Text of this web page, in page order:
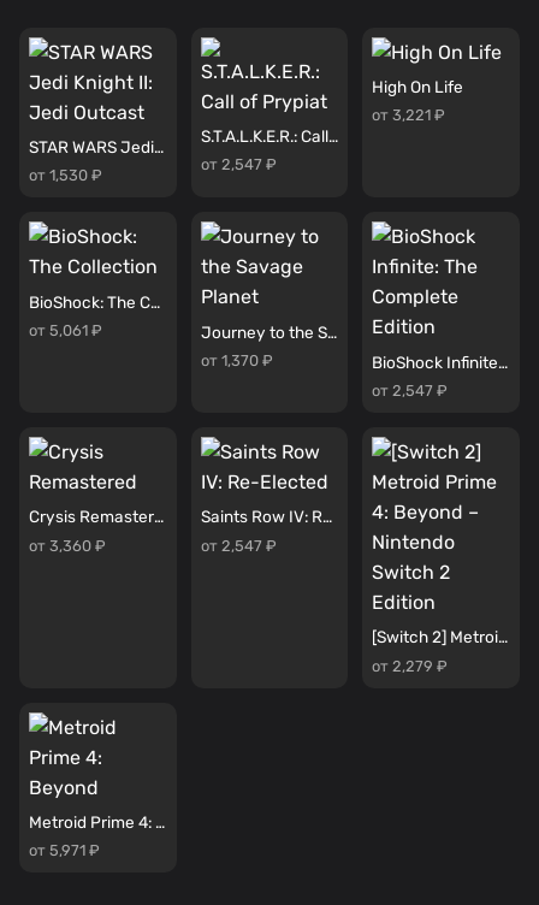
STAR WARS Jedi Knight II: Jedi Outcast
от 1,530 ₽
S.T.A.L.K.E.R.: Call of Prypiat
от 2,547 ₽
High On Life
от 3,221 ₽
BioShock: The Collection
от 5,061 ₽ Journey to the Savage Planet
от 1,370 ₽ BioShock Infinite: The Complete Edition
от 2,547 ₽
Crysis Remastered
от 3,360 ₽
Saints Row IV: Re-Elected
от 2,547 ₽
[Switch 2] Metroid Prime 4: Beyond – Nintendo Switch 2 Edition
от 2,279 ₽
Metroid Prime 4: Beyond
от 5,971 ₽